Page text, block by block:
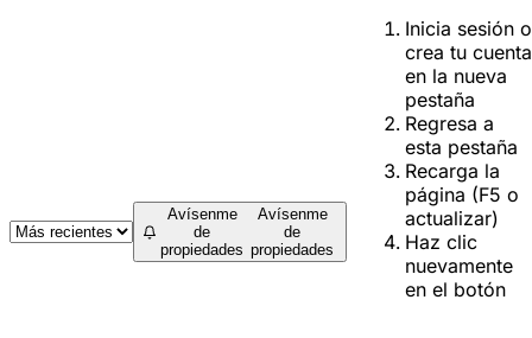
Avísenme
de
propiedades
Avísenme
de
propiedades
Inicia sesión o
crea tu cuenta
en la nueva
pestaña
Regresa a
esta pestaña
Recarga la
página (F5 o
actualizar)
Haz clic
nuevamente
en el botón